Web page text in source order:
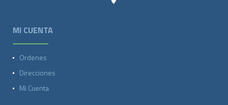
MI CUENTA
Ordenes
Direcciones
Mi Cuenta